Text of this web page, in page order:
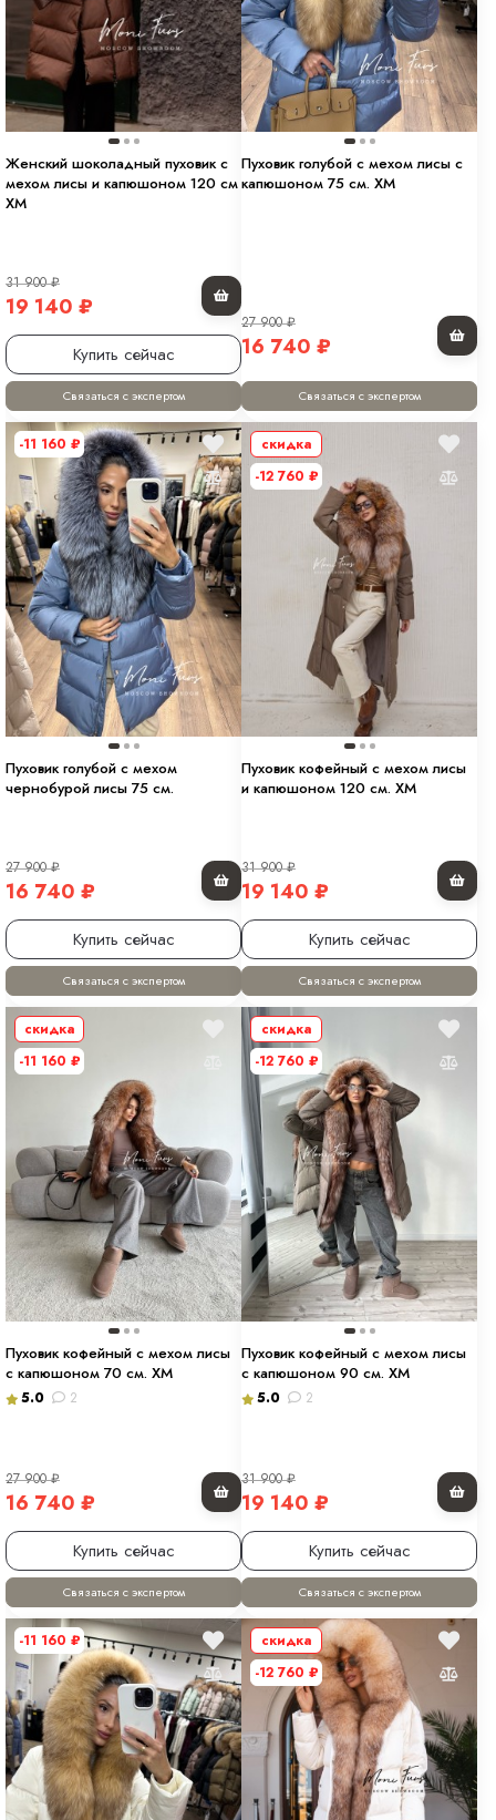
Женский шоколадный пуховик с
мехом лисы и капюшоном 120 см
XM
31 900₽
19 140 ₽
Купить сейчас
Связаться с экспертом
Пуховик голубой с мехом лисы с
капюшоном 75 см. XM
27 900₽
16 740 ₽
Связаться с экспертом
-11 160 ₽
Пуховик голубой с мехом
чернобурой лисы 75 см.
27 900₽
16 740 ₽
Купить сейчас
Связаться с экспертом
скидка
-12 760 ₽
Пуховик кофейный с мехом лисы
и капюшоном 120 см. ХМ
31 900₽
19 140 ₽
Купить сейчас
Связаться с экспертом
скидка
-11 160 ₽
Пуховик кофейный с мехом лисы
с капюшоном 70 см. ХМ
5.0 2
27 900₽
16 740 ₽
Купить сейчас
Связаться с экспертом
скидка
-12 760 ₽
Пуховик кофейный с мехом лисы
с капюшоном 90 см. ХМ
5.0 2
31 900₽
19 140 ₽
Купить сейчас
Связаться с экспертом
-11 160 ₽
скидка
-12 760 ₽